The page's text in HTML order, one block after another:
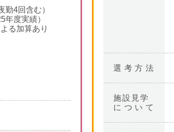
勤4回含む）
年度実績）
る加算あり
選考方法
施設見学
について